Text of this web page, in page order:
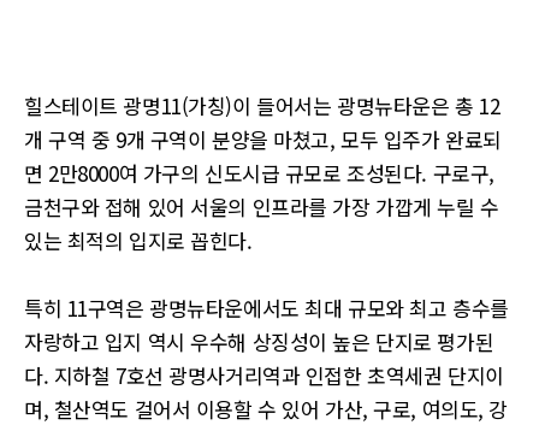
힐스테이트 광명11(가칭)이 들어서는 광명뉴타운은 총 12
개 구역 중 9개 구역이 분양을 마쳤고, 모두 입주가 완료되
면 2만8000여 가구의 신도시급 규모로 조성된다. 구로구,
금천구와 접해 있어 서울의 인프라를 가장 가깝게 누릴 수
있는 최적의 입지로 꼽힌다.
특히 11구역은 광명뉴타운에서도 최대 규모와 최고 층수를
자랑하고 입지 역시 우수해 상징성이 높은 단지로 평가된
다. 지하철 7호선 광명사거리역과 인접한 초역세권 단지이
며, 철산역도 걸어서 이용할 수 있어 가산, 구로, 여의도, 강